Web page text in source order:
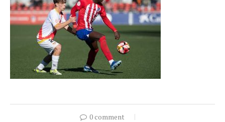
0 comment